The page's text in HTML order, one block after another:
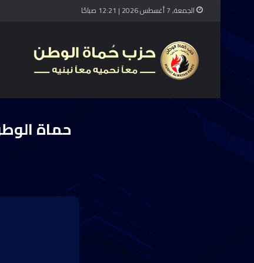
الجمعة, 7 أغسطس 2026 | 12:21 صباحًا
حماة